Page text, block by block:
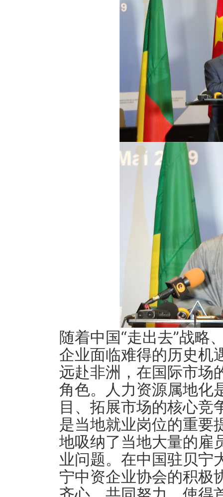
随着中国“走出去”战略
企业面临难得的历史机
远赴非洲，在国际市场
角色。人力资源属地化
目、拓展市场的核心竞
是当地就业岗位的重要
地吸纳了当地大量的雇
业问题。在中国驻贝宁
宁中资企业协会的积极